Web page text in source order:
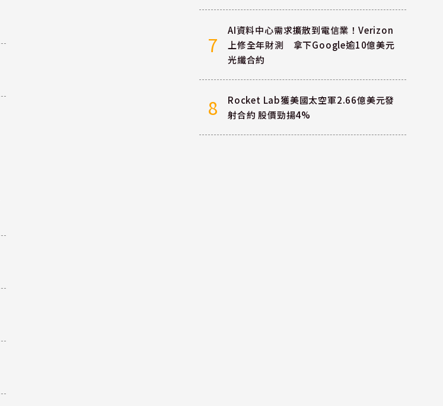
7
AI資料中心需求擴散到電信業！Verizon
上修全年財測 拿下Google逾10億美元
光纖合約
8
Rocket Lab獲美國太空軍2.66億美元發
射合約 股價勁揚4%